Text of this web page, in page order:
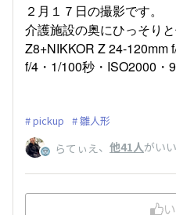
２月１７日の撮影です。
介護施設の奥にひっそりと
Z8+NIKKOR Z 24-120mm
f/4・1/100秒・ISO2000・
pickup 雛人形
らてぃえ 、 他41人がい